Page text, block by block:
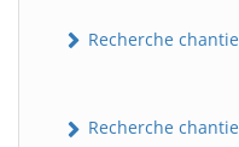
Recherche
Recherche